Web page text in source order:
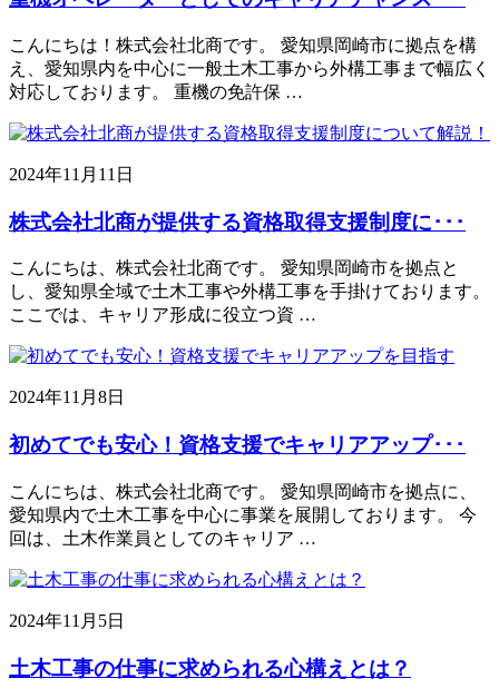
こんにちは！株式会社北商です。 愛知県岡崎市に拠点を構
え、愛知県内を中心に一般土木工事から外構工事まで幅広く
対応しております。 重機の免許保 …
2024年11月11日
株式会社北商が提供する資格取得支援制度に･･･
こんにちは、株式会社北商です。 愛知県岡崎市を拠点と
し、愛知県全域で土木工事や外構工事を手掛けております。
ここでは、キャリア形成に役立つ資 …
2024年11月8日
初めてでも安心！資格支援でキャリアアップ･･･
こんにちは、株式会社北商です。 愛知県岡崎市を拠点に、
愛知県内で土木工事を中心に事業を展開しております。 今
回は、土木作業員としてのキャリア …
2024年11月5日
土木工事の仕事に求められる心構えとは？